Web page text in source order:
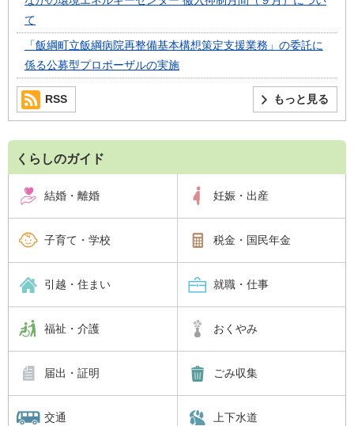
て
「飯綱町立飯綱病院再整備基本構想策定支援業務」の委託に
係る公募型プロポーザルの実施
もっと見る
RSS
くらしのガイド
結婚・離婚 妊娠・出産
子育て・学校 税金・国民年金
引越・住まい 就職・仕事
福祉・介護 おくやみ
届出・証明 ごみ収集
交通 上下水道